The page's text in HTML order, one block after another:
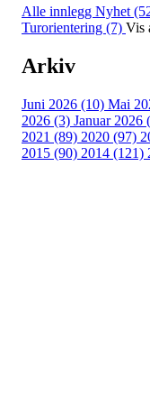
Alle innlegg Nyhet
Turorientering (7) Vis
Arkiv
Juni 2026 (10) Mai
2026 (3) Januar 2026
2021 (89) 2020 (97)
2015 (90) 2014 (121)